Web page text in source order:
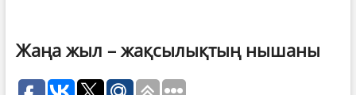
Жаңа жыл – жақсылықтың нышаны